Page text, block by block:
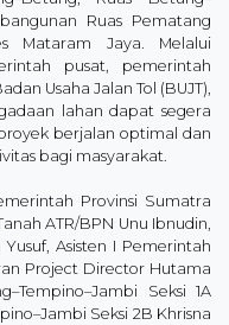
Ruas Pematang
Mataram Jaya. Melalui
pusat, pemerintah
Usaha Jalan Tol (BUJT),
lahan dapat segera
berjalan optimal dan
bagi masyarakat.
Provinsi Sumatra
ATR/BPN Unu Ibnudin,
Asisten I Pemerintah
Project Director Hutama
Seksi 1A
Seksi 2B Khrisna